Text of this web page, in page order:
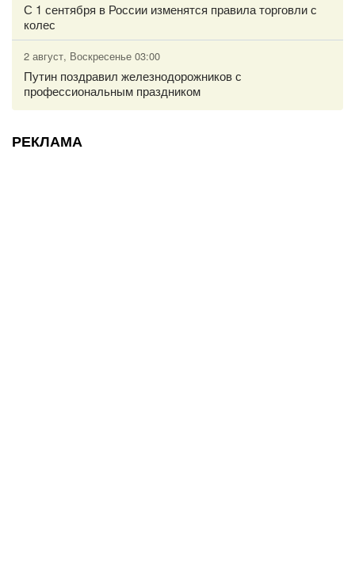
С 1 сентября в России изменятся правила торговли с
колес
2 август, Воскресенье 03:00
Путин поздравил железнодорожников с
профессиональным праздником
РЕКЛАМА